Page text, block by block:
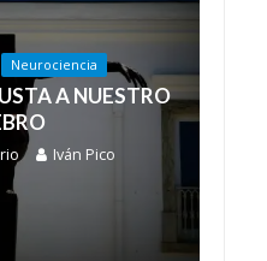
Neurociencia
A NUESTRO
Iván Pico